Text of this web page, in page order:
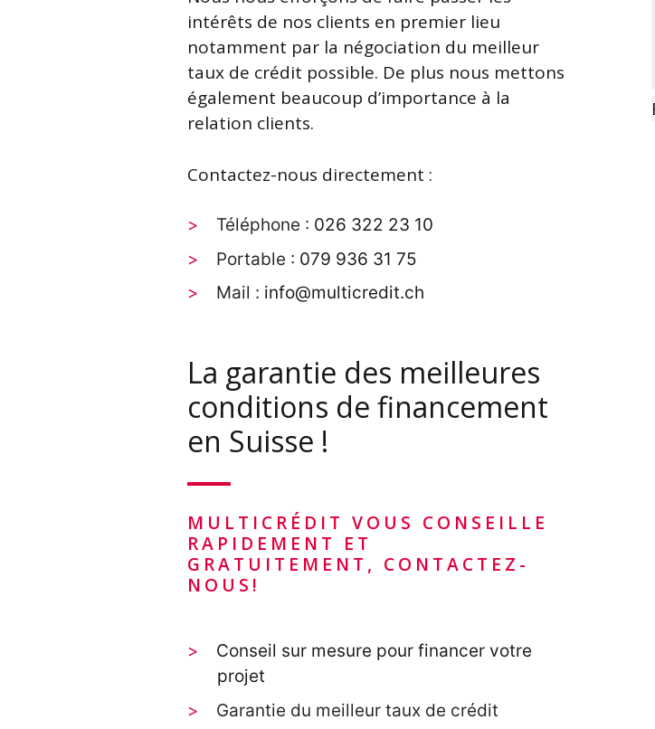
intérêts de nos clients en premier lieu
notamment par la négociation du meilleur
taux de crédit possible. De plus nous mettons
également beaucoup d’importance à la
relation clients.
Contactez-nous directement :
Téléphone : 026 322 23 10
Portable : 079 936 31 75
Mail : info@multicredit.ch
La garantie des meilleures
conditions de financement
en Suisse !
MULTICRÉDIT VOUS CONSEILLE
RAPIDEMENT ET
GRATUITEMENT, CONTACTEZ-
NOUS!
Conseil sur mesure pour financer votre
projet
Garantie du meilleur taux de crédit